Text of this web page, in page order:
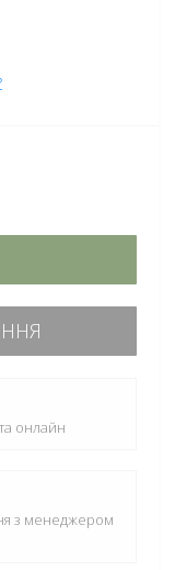
онлайн
з менеджером